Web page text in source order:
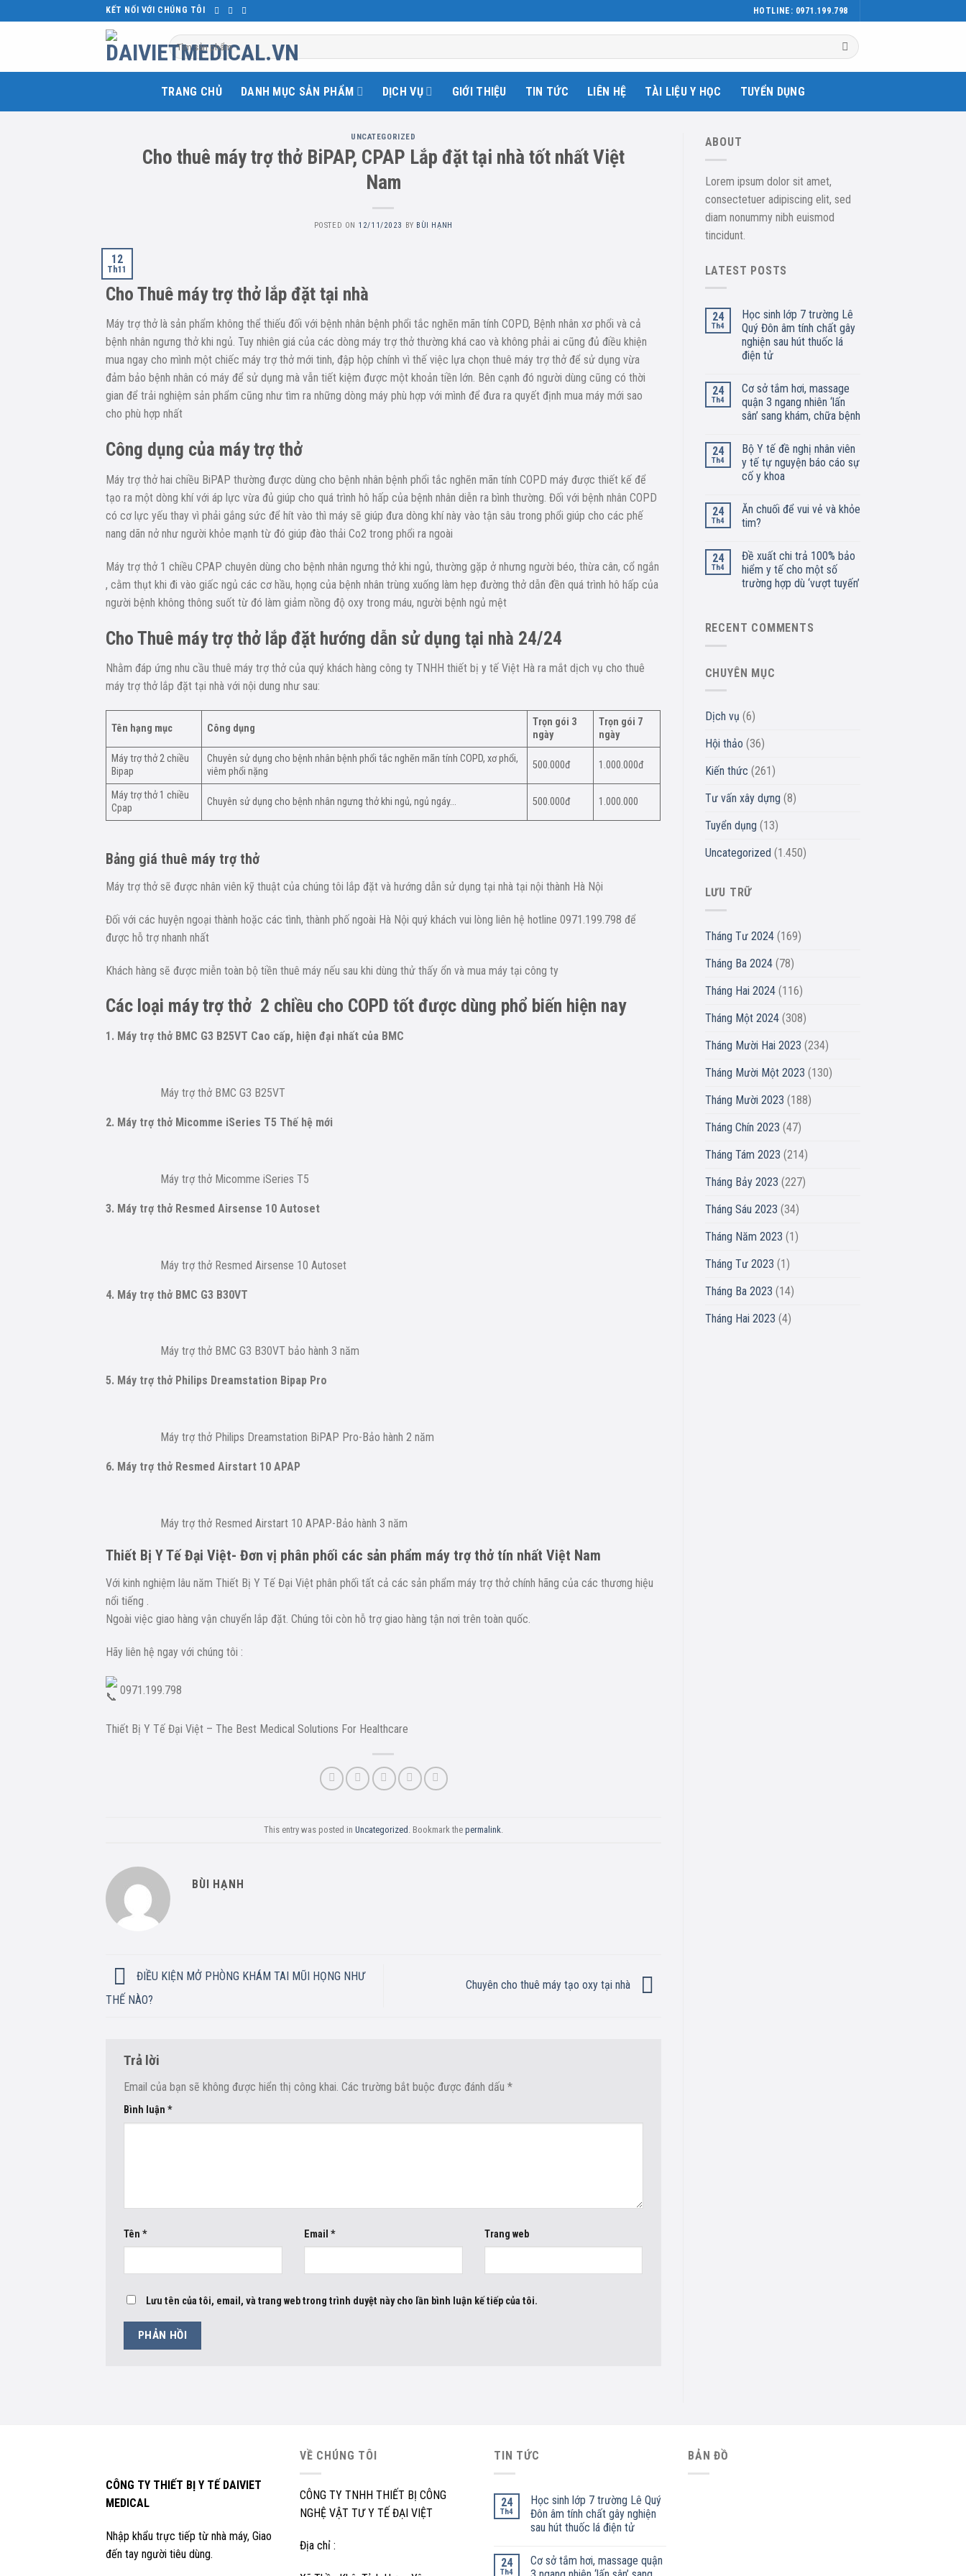
to
KẾT NỐI VỚI CHÚNG TÔI HOTLINE: 0971.199.798
Tìm
kiếm:
TRANG CHỦ DANH MỤC SẢN PHẨM DỊCH VỤ GIỚI THIỆU TIN TỨC LIÊN HỆ TÀI LIỆU Y HỌC TUYỂN DỤNG
UNCATEGORIZED
Cho thuê máy trợ thở BiPAP, CPAP Lắp đặt tại nhà tốt nhất Việt
Nam
POSTED ON 12/11/2023 BY BÙI HẠNH
12
Th11
Cho Thuê máy trợ thở lắp đặt tại nhà
Máy trợ thở là sản phẩm không thể thiếu đối với bệnh nhân bệnh phổi tắc nghẽn mãn tính COPD, Bệnh nhân xơ phổi và cả
bệnh nhân ngưng thở khi ngủ. Tuy nhiên giá của các dòng máy trợ thở thường khá cao và không phải ai cũng đủ điều khiện
mua ngay cho mình một chiếc máy trợ thở mới tinh, đập hộp chính vì thế việc lựa chọn thuê máy trợ thở để sử dụng vừa
đảm bảo bệnh nhân có máy để sử dụng mà vẫn tiết kiệm được một khoản tiền lớn. Bên cạnh đó người dùng cũng có thời
gian để trải nghiệm sản phẩm cũng như tìm ra những dòng máy phù hợp với mình để đưa ra quyết định mua máy mới sao
cho phù hợp nhất
Công dụng của máy trợ thở
Máy trợ thở hai chiều BiPAP thường được dùng cho bệnh nhân bệnh phổi tắc nghẽn mãn tính COPD máy được thiết kế để
tạo ra một dòng khí với áp lực vừa đủ giúp cho quá trình hô hấp của bệnh nhân diễn ra bình thường. Đối với bệnh nhân COPD
có cơ lực yếu thay vì phải gắng sức để hít vào thì máy sẽ giúp đưa dòng khí này vào tận sâu trong phổi giúp cho các phế
nang dãn nở như người khỏe mạnh từ đó giúp đào thải Co2 trong phổi ra ngoài
Máy trợ thở 1 chiều CPAP chuyên dùng cho bệnh nhân ngưng thở khi ngủ, thường gặp ở nhưng người béo, thừa cân, cổ ngắn
, cằm thụt khi đi vào giấc ngủ các cơ hầu, họng của bệnh nhân trùng xuống làm hẹp đường thở dẫn đền quá trình hô hấp của
người bệnh không thông suốt từ đó làm giảm nồng độ oxy trong máu, người bệnh ngủ mệt
Cho Thuê máy trợ thở lắp đặt hướng dẫn sử dụng tại nhà 24/24
Nhằm đáp ứng nhu cầu thuê máy trợ thở của quý khách hàng công ty TNHH thiết bị y tế Việt Hà ra mắt dịch vụ cho thuê
máy trợ thở lắp đặt tại nhà với nội dung như sau:
Tên hạng mục Công dụng
Trọn gói 3
ngày
Trọn gói 7
ngày
Máy trợ thở 2 chiều
Bipap
Chuyên sử dụng cho bệnh nhân bệnh phổi tắc nghẽn mãn tính COPD, xơ phổi,
viêm phổi nặng
500.000đ 1.000.000đ
Máy trợ thở 1 chiều
Cpap
Chuyên sử dụng cho bệnh nhân ngưng thở khi ngủ, ngủ ngáy… 500.000đ 1.000.000
Bảng giá thuê máy trợ thở
Máy trợ thở sẽ được nhân viên kỹ thuật của chúng tôi lắp đặt và hướng dẫn sử dụng tại nhà tại nội thành Hà Nội
Đối với các huyện ngoại thành hoặc các tình, thành phố ngoài Hà Nội quý khách vui lòng liên hệ hotline 0971.199.798 để
được hỗ trợ nhanh nhất
Khách hàng sẽ được miễn toàn bộ tiền thuê máy nếu sau khi dùng thử thấy ổn và mua máy tại công ty
Các loại máy trợ thở 2 chiều cho COPD tốt được dùng phổ biến hiện nay
1. Máy trợ thở BMC G3 B25VT Cao cấp, hiện đại nhất của BMC
Máy trợ thở BMC G3 B25VT
2. Máy trợ thở Micomme iSeries T5 Thế hệ mới
Máy trợ thở Micomme iSeries T5
3. Máy trợ thở Resmed Airsense 10 Autoset
Máy trợ thở Resmed Airsense 10 Autoset
4. Máy trợ thở BMC G3 B30VT
Máy trợ thở BMC G3 B30VT bảo hành 3 năm
5. Máy trợ thở Philips Dreamstation Bipap Pro
Máy trợ thở Philips Dreamstation BiPAP Pro-Bảo hành 2 năm
6. Máy trợ thở Resmed Airstart 10 APAP
Máy trợ thở Resmed Airstart 10 APAP-Bảo hành 3 năm
Thiết Bị Y Tế Đại Việt- Đơn vị phân phối các sản phẩm máy trợ thở tín nhất Việt Nam
Với kinh nghiệm lâu năm Thiết Bị Y Tế Đại Việt phân phối tất cả các sản phẩm máy trợ thở chính hãng của các thương hiệu
nổi tiếng .
Ngoài việc giao hàng vận chuyển lắp đặt. Chúng tôi còn hỗ trợ giao hàng tận nơi trên toàn quốc.
Hãy liên hệ ngay với chúng tôi :
0971.199.798
Thiết Bị Y Tế Đại Việt – The Best Medical Solutions For Healthcare
This entry was posted in Uncategorized . Bookmark the permalink
BÙI HẠNH
ĐIỀU KIỆN MỞ PHÒNG KHÁM TAI MŨI HỌNG NHƯ
THẾ NÀO?
Chuyên cho thuê máy tạo oxy tại nhà
Trả lời
Email của bạn sẽ không được hiển thị công khai. Các trường bắt buộc được đánh dấu *
Bình luận *
Tên * Email * Trang web
Lưu tên của tôi, email, và trang web trong trình duyệt này cho lần bình luận kế tiếp của tôi.
ABOUT
Lorem ipsum dolor sit amet,
consectetuer adipiscing elit, sed
diam nonummy nibh euismod
tincidunt.
LATEST POSTS
24
Th4
Học sinh lớp 7 trường Lê
Quý Đôn âm tính chất gây
nghiện sau hút thuốc lá
điện tử
24
Th4
Cơ sở tắm hơi, massage
quận 3 ngang nhiên ‘lấn
sân’ sang khám, chữa bệnh
24
Th4
Bộ Y tế đề nghị nhân viên
y tế tự nguyện báo cáo sự
cố y khoa
24
Th4
Ăn chuối để vui vẻ và khỏe
tim?
24
Th4
Đề xuất chi trả 100% bảo
hiểm y tế cho một số
trường hợp dù ‘vượt tuyến’
RECENT COMMENTS
CHUYÊN MỤC
Dịch vụ (6)
Hội thảo (36)
Kiến thức (261)
Tư vấn xây dựng (8)
Tuyển dụng (13)
Uncategorized (1.450)
LƯU TRỮ
Tháng Tư 2024(169)
Tháng Ba 2024(78)
Tháng Hai 2024(116)
Tháng Một 2024(308)
Tháng Mười Hai 2023 (234)
Tháng Mười Một 2023 (130)
Tháng Mười 2023 (188)
Tháng Chín 2023 (47)
Tháng Tám 2023 (214)
Tháng Bảy 2023 (227)
Tháng Sáu 2023 (34)
Tháng Năm 2023 (1)
Tháng Tư 2023 (1)
Tháng Ba 2023 (14)
Tháng Hai 2023 (4)
CÔNG TY THIẾT BỊ Y TẾ DAIVIET
MEDICAL
Nhập khẩu trực tiếp từ nhà máy, Giao
đến tay người tiêu dùng.
VỀ CHÚNG TÔI
CÔNG TY TNHH THIẾT BỊ CÔNG
NGHỆ VẬT TƯ Y TẾ ĐẠI VIỆT
Địa chỉ :
TIN TỨC
24
Th4
Học sinh lớp 7 trường Lê Quý
Đôn âm tính chất gây nghiện
sau hút thuốc lá điện tử
24
Th4
Cơ sở tắm hơi, massage quận
BẢN ĐỒ